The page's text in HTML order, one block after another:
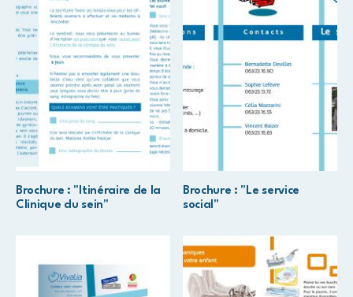
Brochure : "Itinéraire de la
Clinique du sein"
Brochure : "Le service
social"